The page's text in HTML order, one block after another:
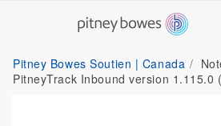
Pitney Bowes Soutien | Canada
PitneyTrack Inbound version 1.115.0